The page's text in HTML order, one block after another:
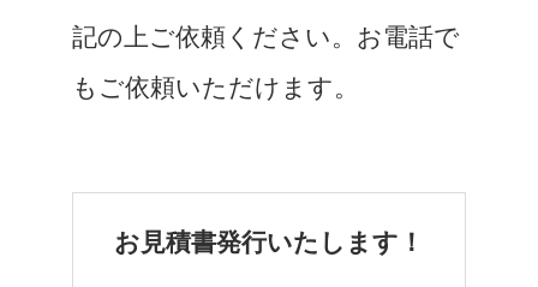
記の上ご依頼ください。お電話で
もご依頼いただけます。
お見積書発行いたします！